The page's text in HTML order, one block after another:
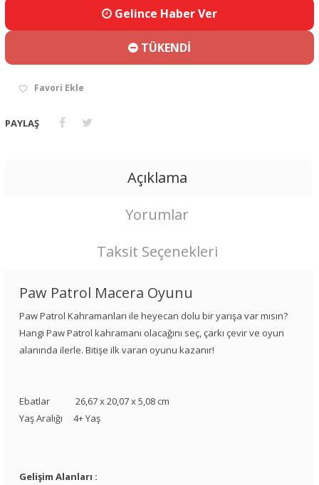
Gelince Haber Ver
TÜKENDİ
Favori Ekle
PAYLAŞ
Açıklama
Yorumlar
Taksit Seçenekleri
Paw Patrol Macera Oyunu
Paw Patrol Kahramanları ile heyecan dolu bir yarışa var mısın?
Hangi Paw Patrol kahramanı olacağını seç, çarkı çevir ve oyun
alanında ilerle. Bitişe ilk varan oyunu kazanır!
Ebatlar 26,67 x 20,07 x 5,08 cm
Yaş Aralığı 4+ Yaş
Gelişim Alanları :